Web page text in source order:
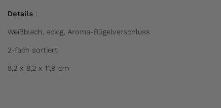
Details :
Weißblech, eckig, Aroma-Bügelverschluss
2-fach sortiert
8,2 x 8,2 x 11,9 cm